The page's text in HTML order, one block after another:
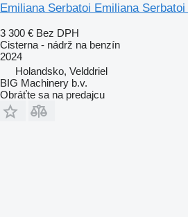
Emiliana Serbatoi Emiliana
3 300 € Bez DPH
Cisterna - nádrž na benzín
2024
Holandsko, Velddriel
BIG Machinery b.v.
Obráťte sa na predajcu